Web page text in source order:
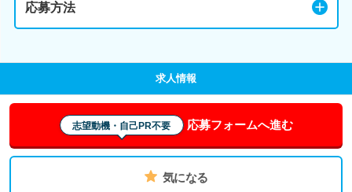
応募方法
求人情報
志望動機・自己PR不要 応募フォームへ進む
気になる